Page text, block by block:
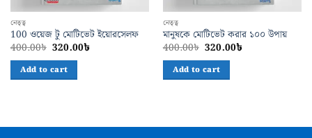
নেতৃত্ব
100 ওয়েজ টু মোটিভেট ইয়োরসেলফ
400.00৳ Original
price
was:
400.00৳.
320.00৳Current
Add to cart
নেতৃত্ব
মানুষকে মোটিভেট করার ১০০ উপায়
400.00৳ Original
price
was:
400.00৳.
320.00৳Current
Add to cart